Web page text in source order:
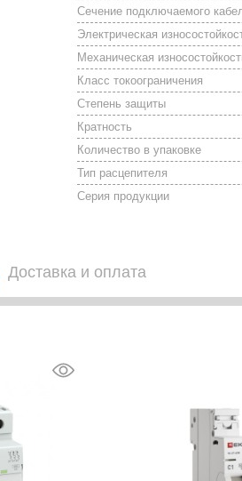
Сечение подключаемого
Электрическая
Механическая
Класс токоограничения
Степень защиты
Кратность
Количество в упаковке
Тип расцепителя
Серия продукции
Доставка и оплата